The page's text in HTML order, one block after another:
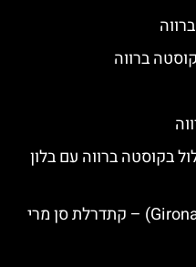
ברווה
בקוסטה ברווה עם בלון
קתדרלת גירונה (Girona Cathedral) – קתדרלת סן מרי